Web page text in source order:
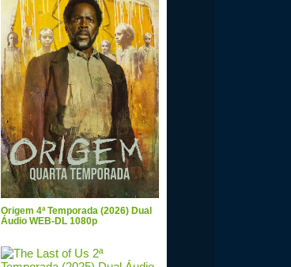
Origem 4ª Temporada (2026) Dual
Áudio WEB-DL 1080p